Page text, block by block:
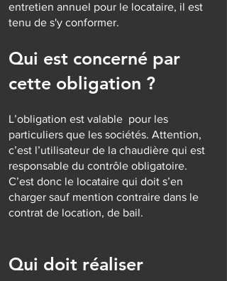
entretien annuel pour le locataire, il est
tenu de s'y conformer.
Qui est concerné par
cette obligation ?
L’obligation est valable pour les
particuliers que les sociétés. Attention,
c’est l’utilisateur de la chaudière qui est
responsable du contrôle obligatoire.
C’est donc le locataire qui doit s’en
charger sauf mention contraire dans le
contrat de location, de bail.
Qui doit réaliser